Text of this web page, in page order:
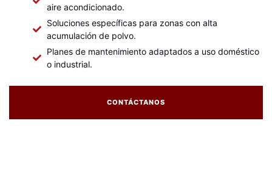
aire acondicionado.
Soluciones específicas para zonas con alta
acumulación de polvo.
Planes de mantenimiento adaptados a uso doméstico
o industrial.
CONTÁCTANOS